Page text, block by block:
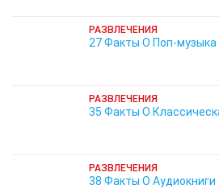
РАЗВЛЕЧЕНИЯ
27 Факты О Поп-музыка
РАЗВЛЕЧЕНИЯ
35 Факты О
РАЗВЛЕЧЕНИЯ
38 Факты О Аудиокниги